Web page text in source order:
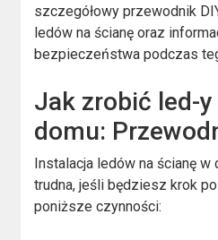
szczegółowy przewodnik
ledów na ścianę oraz
bezpieczeństwa podczas
Jak zrobić led-
domu:
Instalacja ledów na ścianę
trudna, jeśli będziesz krok
poniższe czynności: